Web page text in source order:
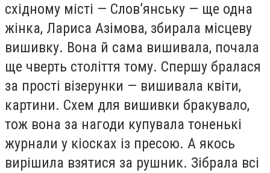
східному місті — Словʼянську — ще одна
жінка, Лариса Азімова, збирала місцеву
вишивку. Вона й сама вишивала, почала
ще чверть століття тому. Спершу бралася
за прості візерунки — вишивала квіти,
картини. Схем для вишивки бракувало,
тож вона за нагоди купувала тоненькі
журнали у кіосках із пресою. А якось
вирішила взятися за рушник. Зібрала всі